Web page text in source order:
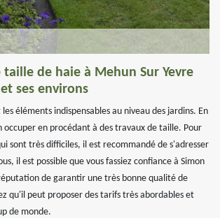
taille de haie à Mehun Sur Yevre
ses environs
éléments indispensables au niveau des jardins. En
occuper en procédant à des travaux de taille. Pour
sont très difficiles, il est recommandé de s'adresser
il est possible que vous fassiez confiance à Simon
de garantir une très bonne qualité de
qu'il peut proposer des tarifs très abordables et
de monde.